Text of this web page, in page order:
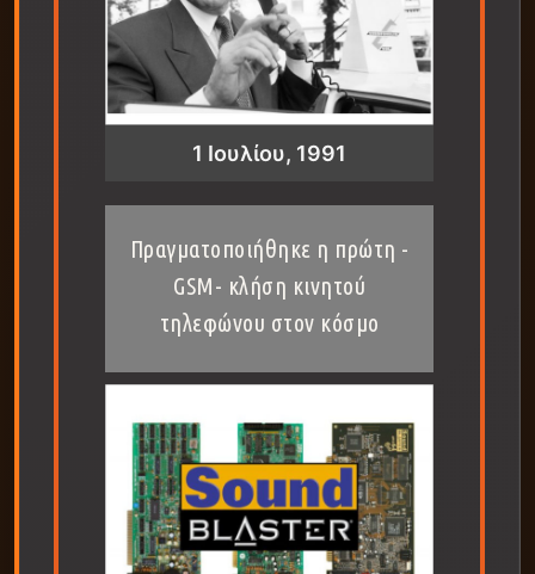
1 Ιουλίου, 1991
Πραγματοποιήθηκε η πρώτη -
GSM- κλήση κινητού
τηλεφώνου στον κόσμο